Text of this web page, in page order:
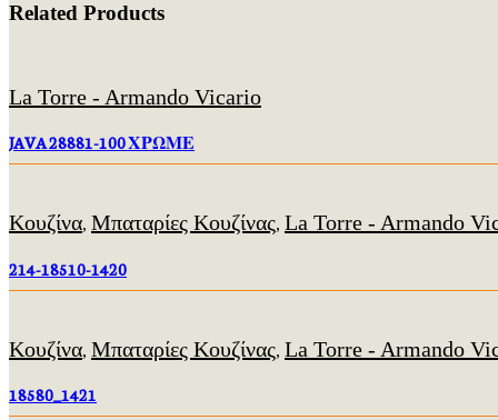
Related Products
La Torre - Armando Vicario
JAVA 28881-100 ΧΡΩΜΕ
Κουζίνα, Μπαταρίες Κουζίνας, La Torre - Armando
214-18510-1420
Κουζίνα, Μπαταρίες Κουζίνας, La Torre - Armando
18580_1421